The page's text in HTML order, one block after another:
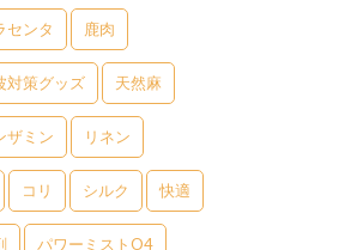
センタ 鹿肉
対策グッズ 天然麻
ザミン リネン
コリ シルク 快適
パワーミストO4